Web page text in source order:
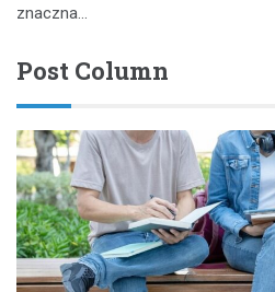
znaczna…
Post Column